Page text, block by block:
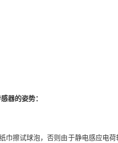
器的姿势：
巾擦试球泡，否则由于静电感应电